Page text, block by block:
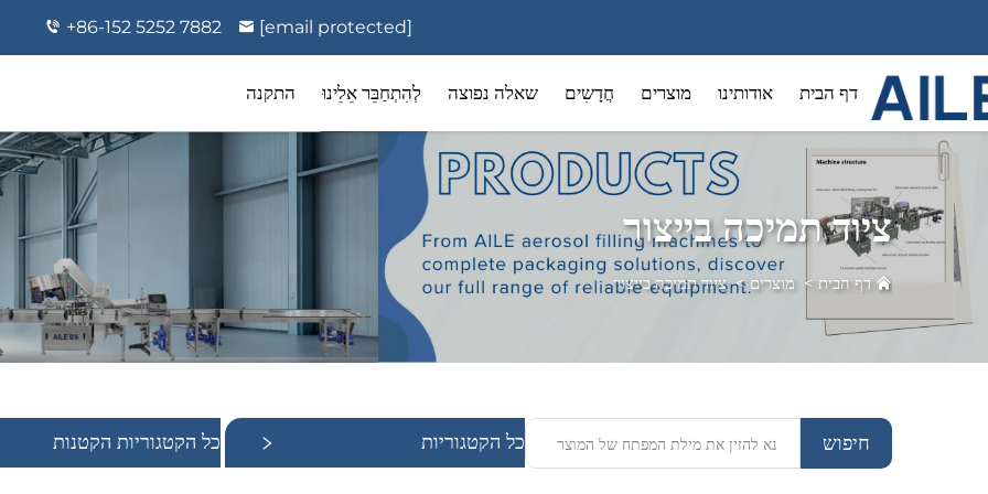
+86-152 5252 7882 [email protected]
דף הבית אודותינו מוצרים חֲדָשִים שאלה נפוצה לְהִתְחַבֵּר אֵלֵינוּ התקנה
ציוד תמיכה בייצור
דף הבית> מוצרים >ציוד תמיכה בייצור
כל הקטגוריות כל הקטגוריות הקטנות חיפוש